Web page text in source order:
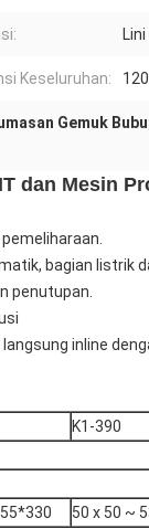
Keseluruhan:
Gemuk
dan Mesin
bagian listrik
penutupan.
inline
K1-390
50 x 50 ~